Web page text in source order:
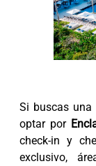
Si buscas una
optar por
check-in y
exclusivo,